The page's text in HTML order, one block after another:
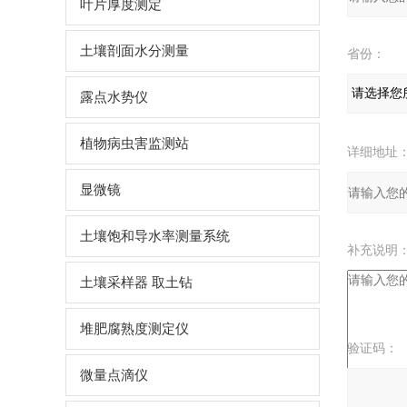
叶片厚度测定
土壤剖面水分测量
露点水势仪
植物病虫害监测站
显微镜
土壤饱和导水率测量系统
土壤采样器 取土钻
堆肥腐熟度测定仪
微量点滴仪
省份：
详细地址
补充说明
验证码：